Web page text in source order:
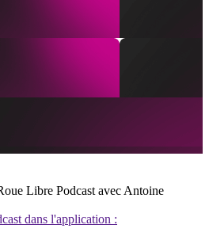
Libre Podcast avec Antoine
dans l'application :